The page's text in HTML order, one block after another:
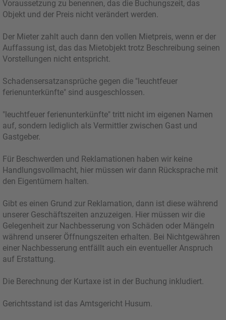
Voraussetzung zu benennen, das die Buchungszeit, das
Objekt und der Preis nicht verändert werden.
Der Mieter zahlt auch dann den vollen Mietpreis, wenn er der
Auffassung ist, das das Mietobjekt trotz Beschreibung seinen
Vorstellungen nicht entspricht.
Schadensersatzansprüche gegen die "leuchtfeuer
ferienunterkünfte" sind ausgeschlossen.
"leuchtfeuer ferienunterkünfte" tritt nicht im eigenen Namen
auf, sondern lediglich als Vermittler zwischen Gast und
Gastgeber.
Für Beschwerden und Reklamationen haben wir keine
Handlungsvollmacht, hier müssen wir dann Rücksprache mit
den Eigentümern halten.
Gibt es einen Grund zur Reklamation, dann ist diese während
unserer Geschäftszeiten anzuzeigen. Hier müssen wir die
Gelegenheit zur Nachbesserung von Schäden oder Mängeln
während unserer Öffnungszeiten erhalten. Bei Nichtgewähren
einer Nachbesserung entfällt auch ein eventueller Anspruch
auf Erstattung.
Die Berechnung der Kurtaxe ist in der Buchung inkludiert.
Gerichtsstand ist das Amtsgericht Husum.